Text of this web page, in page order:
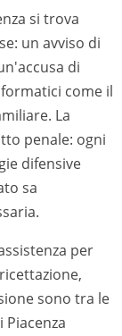
si trova
un avviso di
di
come il
La
penale: ogni
difensive
sa
per
sono tra le
Piacenza